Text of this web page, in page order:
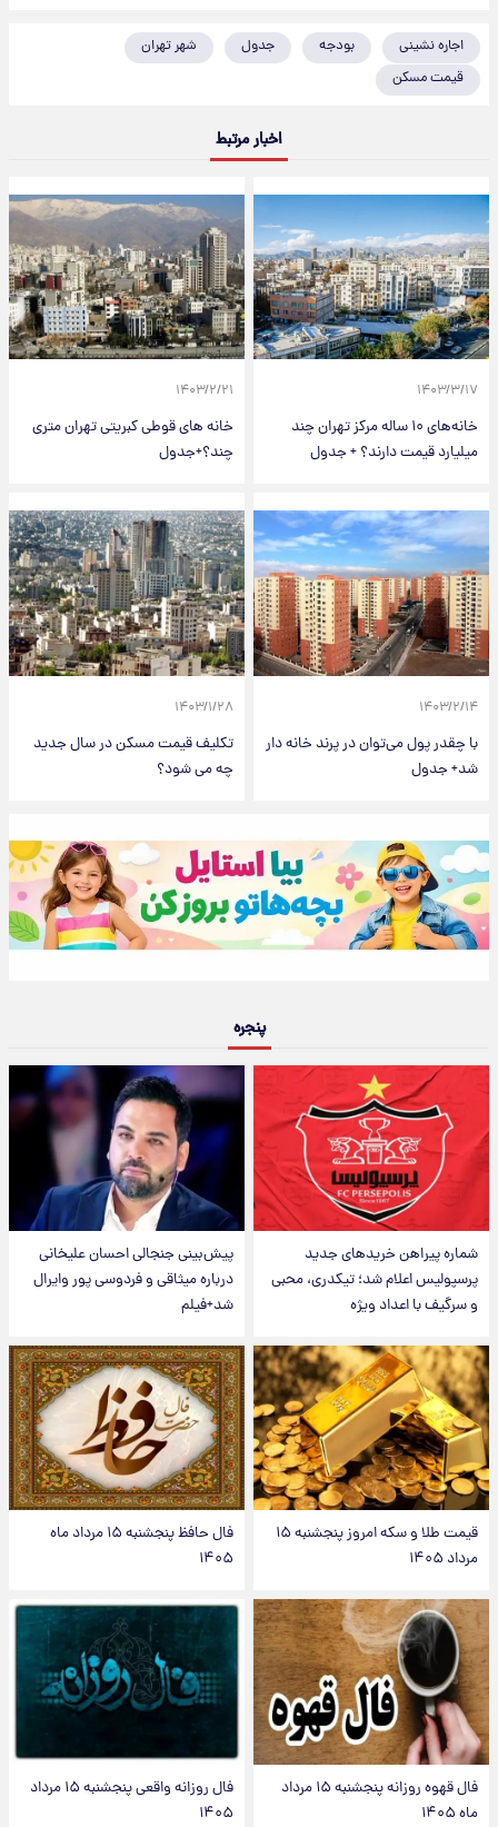
اجاره نشینی بودجه جدول
شهر تهران
قیمت مسکن
اخبار مرتبط
۱۴۰۳/۳/۱۷
خانه‌های ۱۰ ساله مرکز تهران چند
میلیارد قیمت دارند؟ + جدول
۱۴۰۳/۲/۲۱
خانه های قوطی کبریتی تهران متری
چند؟+جدول
۱۴۰۳/۲/۱۴
با چقدر پول می‌توان در پرند خانه دار
شد+ جدول
۱۴۰۳/۱/۲۸
تکلیف قیمت مسکن در سال جدید
چه می شود؟
پنجره
شماره پیراهن خریدهای جدید
پرسپولیس اعلام شد؛ تیکدری، محبی
و سرگیف با اعداد ویژه
پیش‌بینی جنجالی احسان علیخانی
درباره میثاقی و فردوسی پور وایرال
شد+فیلم
قیمت طلا و سکه امروز پنجشنبه ۱۵
مرداد ۱۴۰۵
فال حافظ پنجشنبه ۱۵ مرداد ماه
۱۴۰۵
فال قهوه روزانه پنجشنبه ۱۵ مرداد
ماه ۱۴۰۵
فال روزانه واقعی پنجشنبه ۱۵ مرداد
۱۴۰۵